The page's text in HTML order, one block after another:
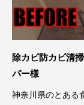
除カビ防カビ清
パー様
神奈川県のとある